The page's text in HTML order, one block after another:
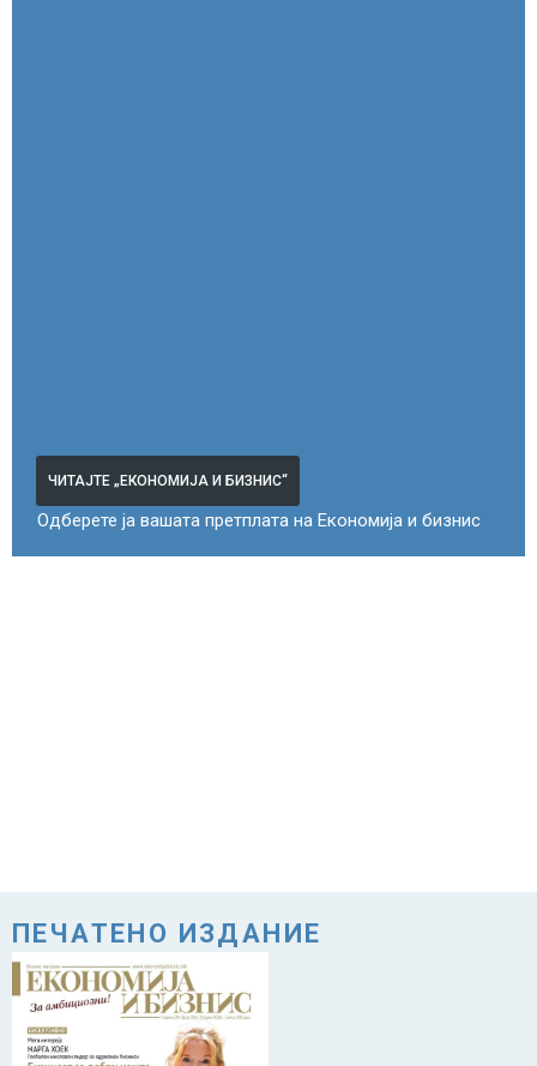
ЧИТАЈТЕ „ЕКОНОМИЈА И БИЗНИС“
Одберете ја вашата претплата на Економија и бизнис
ПЕЧАТЕНО ИЗДАНИЕ